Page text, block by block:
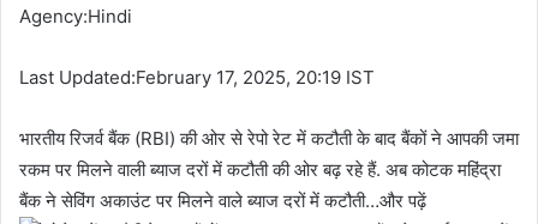
Agency:Hindi
Last Updated:February 17, 2025, 20:19 IST
भारतीय रिजर्व बैंक (RBI) की ओर से रेपो रेट में कटौती के बाद बैंकों ने आपकी जमा
रकम पर मिलने वाली ब्याज दरों में कटौती की ओर बढ़ रहे हैं. अब कोटक महिंद्रा
बैंक ने सेविंग अकाउंट पर मिलने वाले ब्याज दरों में कटौती…और पढ़ें